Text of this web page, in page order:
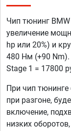
Чип тюнинг
увеличение
hp или 20%) и
480 Нм (+90
Stage 1 = 17800
При чип
при разгоне,
включение,
низких